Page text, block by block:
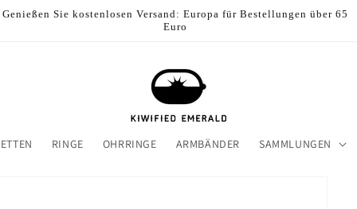
Genießen Sie kostenlosen Versand: Europa für Bestellungen über 65
Euro
RINGE OHRRINGE ARMBÄNDER SAMMLUNGEN